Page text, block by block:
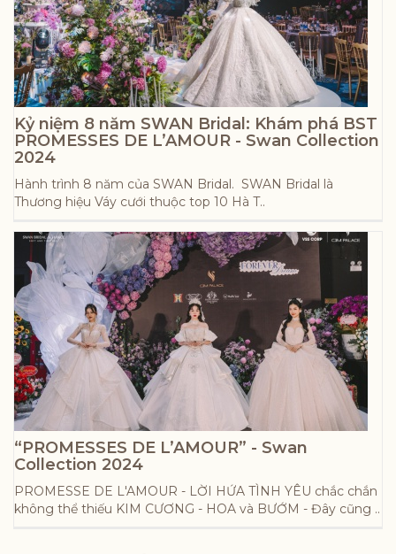
Kỷ niệm 8 năm SWAN Bridal: Khám phá BST
PROMESSES DE L’AMOUR - Swan Collection
2024
Hành trình 8 năm của SWAN Bridal. SWAN Bridal là
Thương hiệu Váy cưới thuộc top 10 Hà T..
“PROMESSES DE L’AMOUR” - Swan
Collection 2024
PROMESSE DE L'AMOUR - LỜI HỨA TÌNH YÊU chắc chắn
không thể thiếu KIM CƯƠNG - HOA và BƯỚM - Đây cũng ..